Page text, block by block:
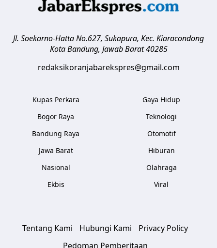
Jl. Soekarno-Hatta No.627, Sukapura, Kec. Kiaracondong
Kota Bandung, Jawab Barat 40285
redaksikoranjabarekspres@gmail.com
Kupas Perkara
Bogor Raya
Bandung Raya
Jawa Barat
Nasional
Ekbis
Gaya Hidup
Teknologi
Otomotif
Hiburan
Olahraga
Viral
Tentang Kami Hubungi Kami
Privacy Policy
Pedoman Pemberitaan